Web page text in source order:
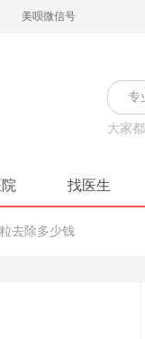
美呗微信号
大家
找医生
去除多少钱